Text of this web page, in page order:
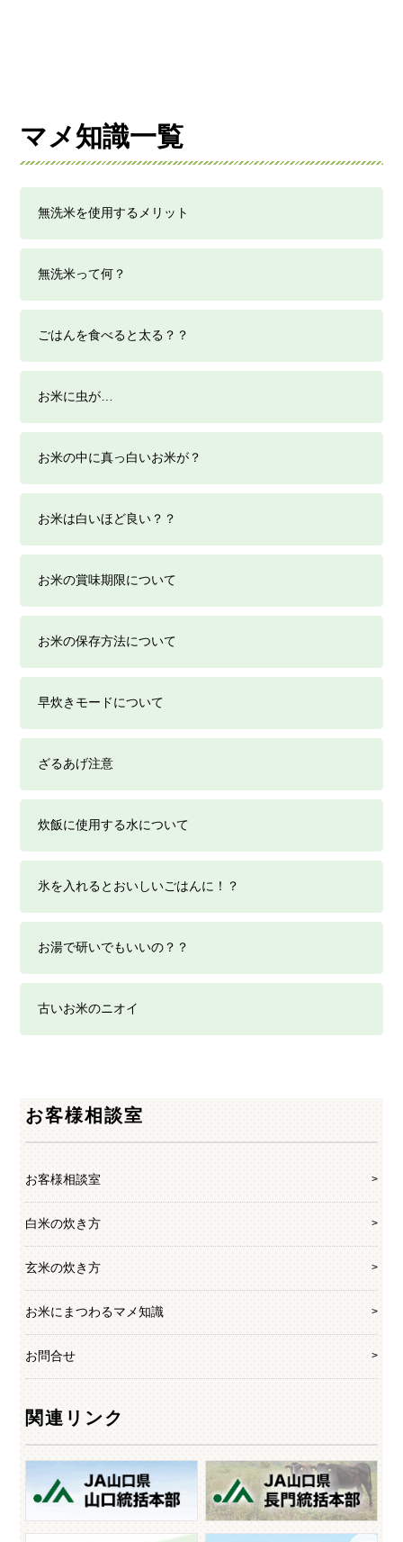
マメ知識一覧
無洗米を使用するメリット
無洗米って何？
ごはんを食べると太る？？
お米に虫が…
お米の中に真っ白いお米が？
お米は白いほど良い？？
お米の賞味期限について
お米の保存方法について
早炊きモードについて
ざるあげ注意
炊飯に使用する水について
氷を入れるとおいしいごはんに！？
お湯で研いでもいいの？？
古いお米のニオイ
お客様相談室
お客様相談室
白米の炊き方
玄米の炊き方
お米にまつわるマメ知識
お問合せ
関連リンク